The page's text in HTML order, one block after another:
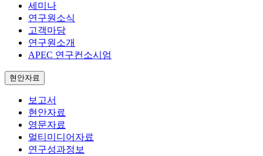
세미나
연구원소식
고객마당
연구원소개
APEC 연구컨소시엄
현안자료
보고서
현안자료
영문자료
멀티미디어자료
연구성과정보